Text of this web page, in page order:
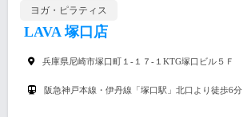
ヨガ・ピラティス
LAVA 塚口店
兵庫県尼崎市塚口町１-１７-１KTG塚口ビル５Ｆ
阪急神戸本線・伊丹線「塚口駅」北口より徒歩6分